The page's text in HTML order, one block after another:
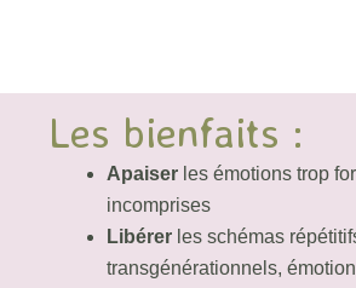
Les bienfaits :
Apaiserles émotions trop
incomprises
Libérerles schémas
transgénérationnels,